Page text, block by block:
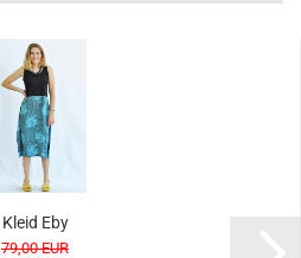
Kleid Eby
79,00 EUR